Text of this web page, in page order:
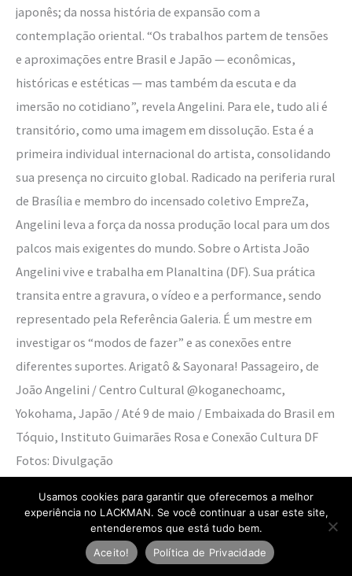
japonês; da nossa história de expansão com a
contemplação oriental. “Os trabalhos partem de tensões
e aproximações entre Brasil e Japão — econômicas,
históricas e estéticas — mas também da escuta e da
imersão no cotidiano”, revela Angelini. Para ele, tudo ali é
transitório, como uma imagem em dissolução. Esta é a
primeira individual internacional do artista, consolidando
sua presença no circuito global. Radicado na periferia rural
de Brasília e membro do incensado coletivo EmpreZa,
Angelini leva a força da nossa produção local para um dos
palcos mais exigentes do mundo. Sobre o Artista João
Angelini vive e trabalha em Planaltina (DF). Sua prática
transita entre a gravura, o vídeo e a performance, sendo
representado pela Referência Galeria. É um mestre em
investigar os “modos de fazer” e as conexões entre
diferentes suportes. Arigatô & Sayonara! Passageiro, de
João Angelini / Centro Cultural @koganechoamc,
Yokohama, Japão / Até 9 de maio / Embaixada do Brasil em
Tóquio, Instituto Guimarães Rosa e Conexão Cultura DF
Fotos: Divulgação
Read More »
Usamos cookies para garantir que oferecemos a melhor
experiência no LACKMAN. Se você continuar a usar este site,
entenderemos que está tudo bem.
Aceito!
Política de Privacidade